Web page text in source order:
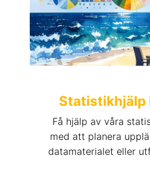
Statistikhjälp
Få hjälp av våra
med att planera
datamaterialet eller